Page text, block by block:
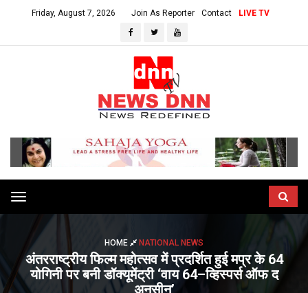
Friday, August 7, 2026 Join As Reporter Contact LIVE TV
Toggle
navigation
HOME NATIONAL NEWS
अंतरराष्ट्रीय फिल्म महोत्सव में प्रदर्शित हुई मप्र के 64
योगिनी पर बनी डॉक्यूमेंट्री ‘वाय 64–व्हिस्पर्स ऑफ द